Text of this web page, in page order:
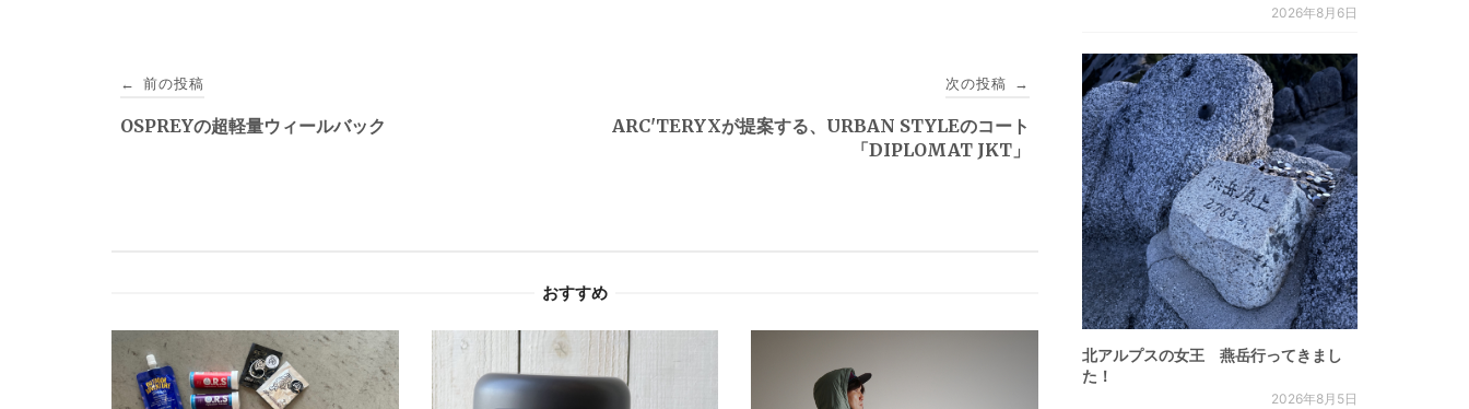
稿
シ
ョ
← 前の投稿
OSPREYの超軽量ウィールバック
次の投稿 →
ARC'TERYXが提案する、URBAN STYLEのコート
「DIPLOMAT JKT」
おすすめ
2026年8月6日
北アルプスの女王 燕岳行ってきまし
た！
2026年8月5日